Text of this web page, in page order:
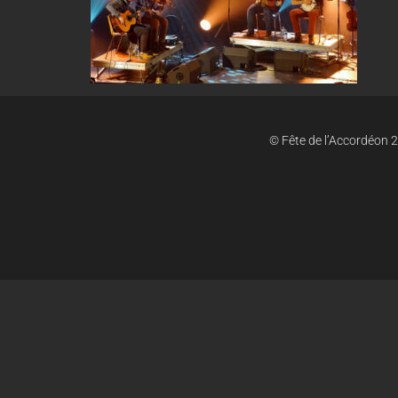
© Fête de l’Accordéon